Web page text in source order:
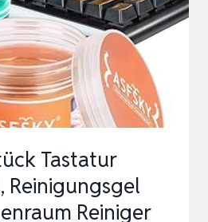
Tastatur
Reinigungsgel
Reiniger